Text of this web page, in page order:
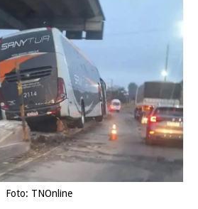
Foto: TNOnline